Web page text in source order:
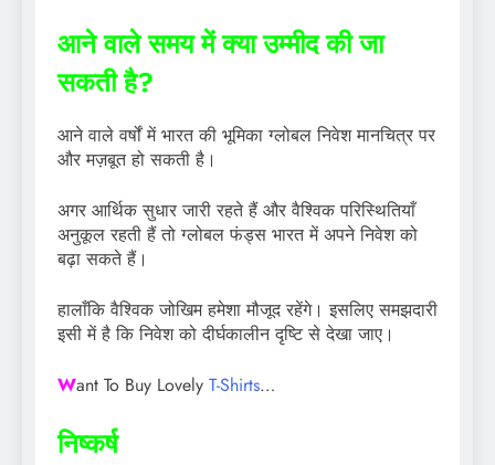
आने वाले समय में क्या उम्मीद की जा
सकती है?
आने वाले वर्षों में भारत की भूमिका ग्लोबल निवेश मानचित्र पर
और मज़बूत हो सकती है।
अगर आर्थिक सुधार जारी रहते हैं और वैश्विक परिस्थितियाँ
अनुकूल रहती हैं तो ग्लोबल फंड्स भारत में अपने निवेश को
बढ़ा सकते हैं।
हालाँकि वैश्विक जोखिम हमेशा मौजूद रहेंगे। इसलिए समझदारी
इसी में है कि निवेश को दीर्घकालीन दृष्टि से देखा जाए।
Want To Buy Lovely T-Shirts…
निष्कर्ष